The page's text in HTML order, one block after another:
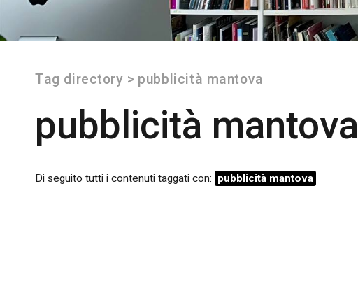
Tag directory > pubblicità mantova
pubblicità mantova
Di seguito tutti i contenuti taggati con: pubblicità mantova